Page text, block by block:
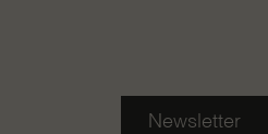
Newsletter